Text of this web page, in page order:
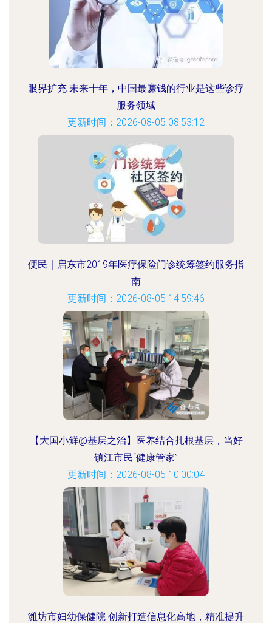
眼界扩充 未来十年，中国最赚钱的行业是这些诊疗
服务领域
更新时间：2026-08-05 08:53:12
便民｜启东市2019年医疗保险门诊统筹签约服务指
南
更新时间：2026-08-05 14:59:46
【大国小鲜@基层之治】医养结合扎根基层，当好
镇江市民“健康管家”
更新时间：2026-08-05 10:00:04
潍坊市妇幼保健院 创新打造信息化高地，精准提升